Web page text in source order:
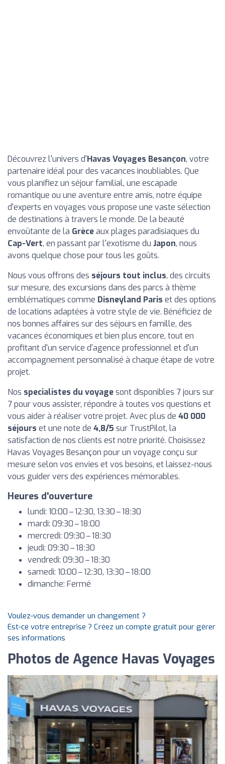
Découvrez l'univers d'Havas Voyages Besançon, votre
partenaire idéal pour des vacances inoubliables. Que
vous planifiez un séjour familial, une escapade
romantique ou une aventure entre amis, notre équipe
d'experts en voyages vous propose une vaste sélection
de destinations à travers le monde. De la beauté
envoûtante de la Grèceaux plages paradisiaques du
Cap-Vert, en passant par l'exotisme du Japon, nous
avons quelque chose pour tous les goûts.
Nous vous offrons des séjours tout inclus, des circuits
sur mesure, des excursions dans des parcs à thème
emblématiques comme Disneyland Paris et des options
de locations adaptées à votre style de vie. Bénéficiez de
nos bonnes affaires sur des séjours en famille, des
vacances économiques et bien plus encore, tout en
profitant d'un service d'agence professionnel et d'un
accompagnement personnalisé à chaque étape de votre
projet.
Nos specialistes du voyagesont disponibles 7 jours sur
7 pour vous assister, répondre à toutes vos questions et
vous aider à réaliser votre projet. Avec plus de 40 000
séjours et une note de 4,8/5 sur TrustPilot, la
satisfaction de nos clients est notre priorité. Choisissez
Havas Voyages Besançon pour un voyage conçu sur
mesure selon vos envies et vos besoins, et laissez-nous
vous guider vers des expériences mémorables.
Heures d'ouverture
lundi: 10:00 – 12:30, 13:30 – 18:30
mardi: 09:30 – 18:00
mercredi: 09:30 – 18:30
jeudi: 09:30 – 18:30
vendredi: 09:30 – 18:30
samedi: 10:00 – 12:30, 13:30 – 18:00
dimanche: Fermé
Voulez-vous demander un changement ?
Est-ce votre entreprise ? Créez un compte gratuit pour gérer
ses informations
Photos de Agence Havas Voyages